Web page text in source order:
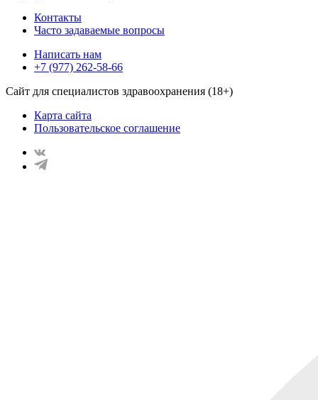
Контакты
Часто задаваемые вопросы
Написать нам
+7 (977) 262-58-66
Сайт для специалистов здравоохранения (18+)
Карта сайта
Пользовательское соглашение